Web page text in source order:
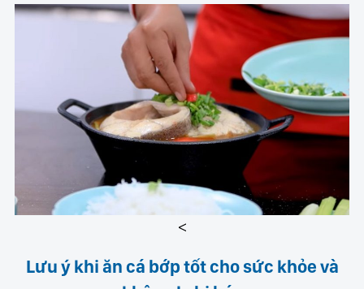
<
Lưu ý khi ăn cá bớp tốt cho sức khỏe và